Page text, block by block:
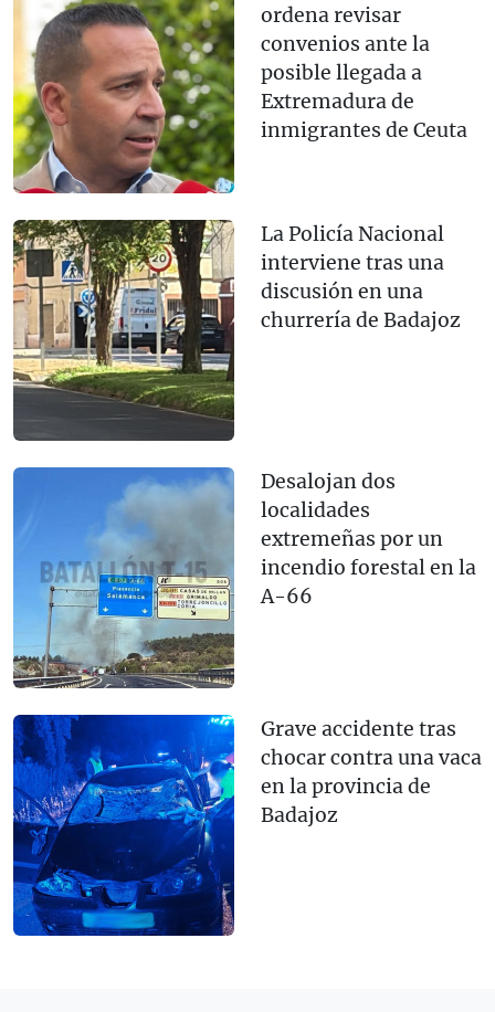
ordena revisar
convenios ante la
posible llegada a
Extremadura de
inmigrantes de Ceuta
La Policía Nacional
interviene tras una
discusión en una
churrería de Badajoz
Desalojan dos
localidades
extremeñas por un
incendio forestal en la
A-66
Grave accidente tras
chocar contra una vaca
en la provincia de
Badajoz